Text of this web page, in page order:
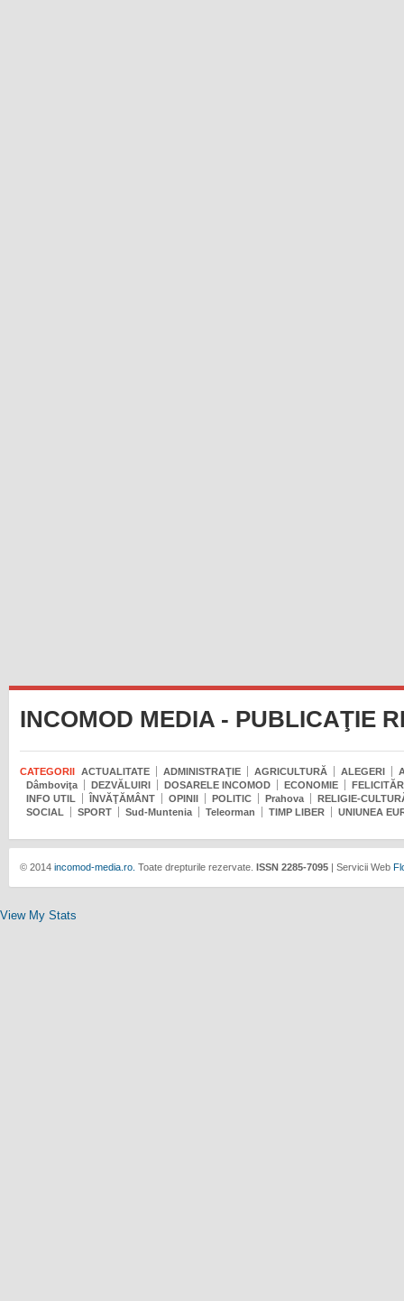
INCOMOD MEDIA - PUBLICAŢIE
CATEGORII ACTUALITATE ADMINISTRAŢIE AGRICULTURĂ ALEGERI
Dâmboviţa
DEZVĂLUIRI DOSARELE INCOMOD ECONOMIE
INFO UTIL
ÎNVĂŢĂMÂNT OPINII POLITIC Prahova
RELIGIE-
SOCIAL
SPORT Sud-Muntenia Teleorman TIMP LIBER UNIUNEA
© 2014incomod-media.ro. Toate drepturile rezervate. ISSN 2285-7095| Servicii Web
View My Stats